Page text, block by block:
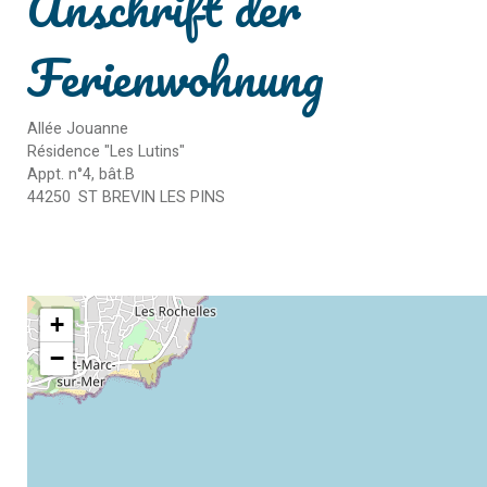
Ferienwohnung
Allée Jouanne
Résidence "Les Lutins"
Appt. n°4, bât.B
44250 ST BREVIN LES PINS
+
−